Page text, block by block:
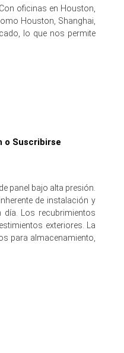
EAU
la disponibilidad.
al alza.
oficinas en Houston,
Houston, Shanghai,
lo que nos permite
o Suscribirse
panel bajo alta presión.
de instalación y
Los recubrimientos
exteriores. La
para almacenamiento,